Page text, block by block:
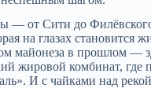
— от Сити до
на глазах становится
майонеза в прошлом —
жировой комбинат, где
И с чайками над